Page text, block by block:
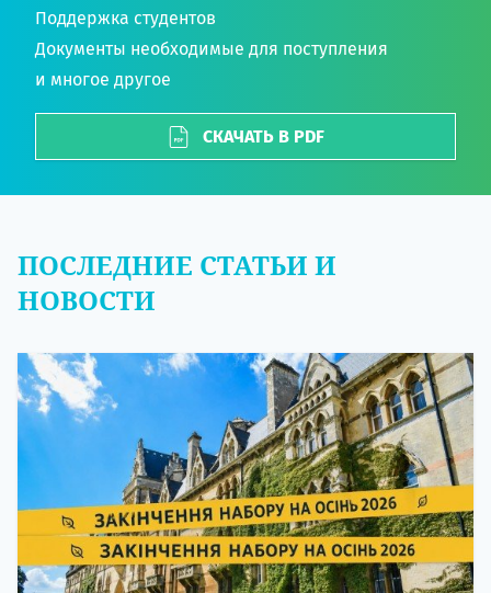
Поддержка студентов
Документы необходимые для поступления
и многое другое
СКАЧАТЬ В PDF
ПОСЛЕДНИЕ СТАТЬИ И
НОВОСТИ